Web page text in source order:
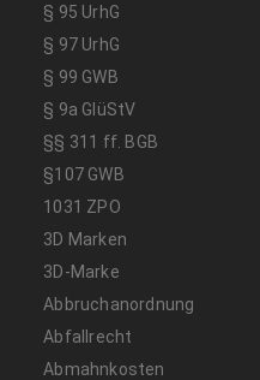
§ 95 UrhG
§ 97 UrhG
§ 99 GWB
§ 9a GlüStV
§§ 311 ff. BGB
§107 GWB
1031 ZPO
3D Marken
3D-Marke
Abbruchanordnung
Abfallrecht
Abmahnkosten